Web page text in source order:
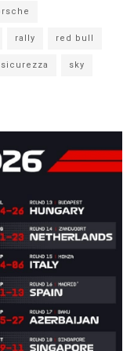
rally red bull
sicurezza sky